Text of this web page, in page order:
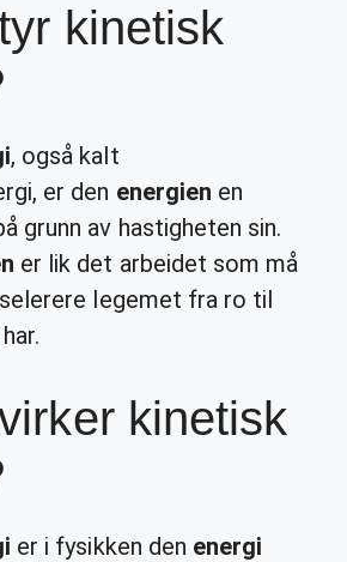
kinetisk
, også kalt
er den energien en
grunn av hastigheten sin.
er lik det arbeidet som må
legemet fra ro til
kinetisk
er i fysikken den energi